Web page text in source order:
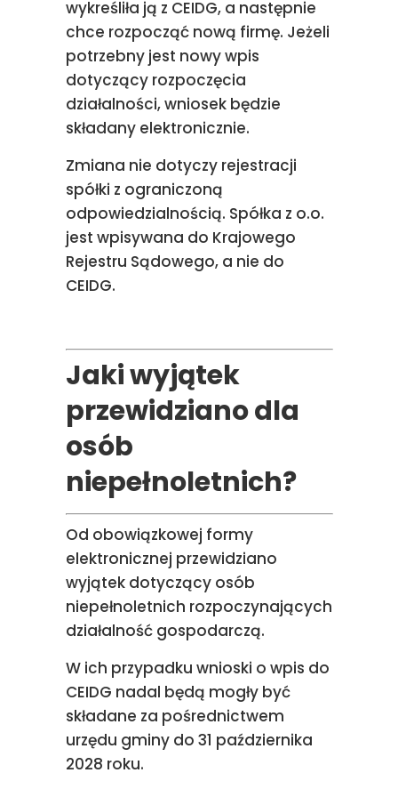
wykreśliła ją z CEIDG, a następnie
chce rozpocząć nową firmę. Jeżeli
potrzebny jest nowy wpis
dotyczący rozpoczęcia
działalności, wniosek będzie
składany elektronicznie.
Zmiana nie dotyczy rejestracji
spółki z ograniczoną
odpowiedzialnością. Spółka z o.o.
jest wpisywana do Krajowego
Rejestru Sądowego, a nie do
CEIDG.
Jaki wyjątek
przewidziano dla
osób
niepełnoletnich?
Od obowiązkowej formy
elektronicznej przewidziano
wyjątek dotyczący osób
niepełnoletnich rozpoczynających
działalność gospodarczą.
W ich przypadku wnioski o wpis do
CEIDG nadal będą mogły być
składane za pośrednictwem
urzędu gminy do 31 października
2028 roku.